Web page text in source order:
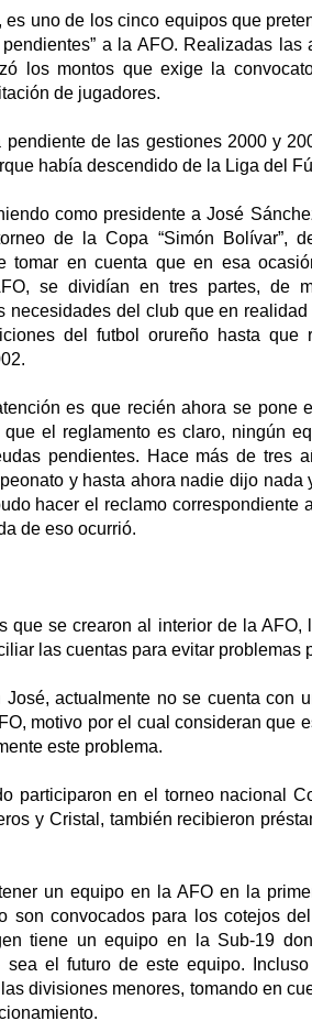
uno de los cinco equipos que
a la AFO. Realizadas las
los montos que exige la
de jugadores.
de las gestiones 2000 y
había descendido de la Liga del
como presidente a José
de la Copa “Simón Bolívar”,
tomar en cuenta que en esa
se dividían en tres partes, de
necesidades del club que en
del futbol orureño hasta
es que recién ahora se pone
el reglamento es claro, ningún
pendientes. Hace más de tres
y hasta ahora nadie dijo nada
hacer el reclamo correspondiente
de eso ocurrió.
que se crearon al interior de la AFO,
las cuentas para evitar problemas
actualmente no se cuenta con
motivo por el cual consideran que
este problema.
participaron en el torneo nacional
y Cristal, también recibieron
un equipo en la AFO en la
son convocados para los cotejos
tiene un equipo en la Sub-19
sea el futuro de este equipo.
divisiones menores, tomando en